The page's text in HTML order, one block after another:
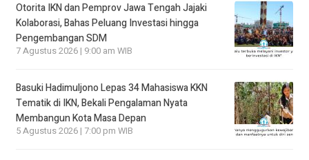
Otorita IKN dan Pemprov Jawa Tengah Jajaki
Kolaborasi, Bahas Peluang Investasi hingga
Pengembangan SDM
7 Agustus 2026 | 9:00 am WIB
Basuki Hadimuljono Lepas 34 Mahasiswa KKN
Tematik di IKN, Bekali Pengalaman Nyata
Membangun Kota Masa Depan
5 Agustus 2026 | 7:00 pm WIB